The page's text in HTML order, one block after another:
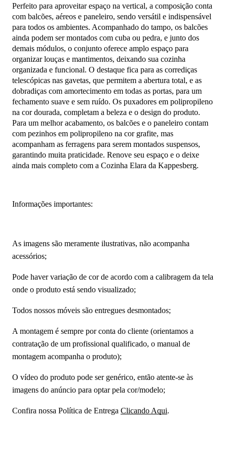
Perfeito para aproveitar espaço na vertical, a composição conta
com balcões, aéreos e paneleiro, sendo versátil e indispensável
para todos os ambientes. Acompanhado do tampo, os balcões
ainda podem ser montados com cuba ou pedra, e junto dos
demais módulos, o conjunto oferece amplo espaço para
organizar louças e mantimentos, deixando sua cozinha
organizada e funcional. O destaque fica para as corrediças
telescópicas nas gavetas, que permitem a abertura total, e as
dobradiças com amortecimento em todas as portas, para um
fechamento suave e sem ruído. Os puxadores em polipropileno
na cor dourada, completam a beleza e o design do produto.
Para um melhor acabamento, os balcões e o paneleiro contam
com pezinhos em polipropileno na cor grafite, mas
acompanham as ferragens para serem montados suspensos,
garantindo muita praticidade. Renove seu espaço e o deixe
ainda mais completo com a Cozinha Elara da Kappesberg.
Informações importantes:
As imagens são meramente ilustrativas, não acompanha
acessórios;
Pode haver variação de cor de acordo com a calibragem da tela
onde o produto está sendo visualizado;
Todos nossos móveis são entregues desmontados;
A montagem é sempre por conta do cliente (orientamos a
contratação de um profissional qualificado, o manual de
montagem acompanha o produto);
O vídeo do produto pode ser genérico, então atente-se às
imagens do anúncio para optar pela cor/modelo;
Confira nossa Política de Entrega Clicando Aqui.